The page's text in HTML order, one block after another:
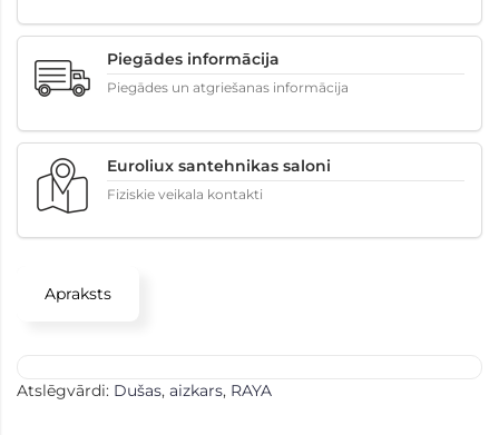
Piegādes informācija
Piegādes un atgriešanas informācija
Euroliux santehnikas saloni
Fiziskie veikala kontakti
Apraksts
Atslēgvārdi: Dušas, aizkars, RAYA